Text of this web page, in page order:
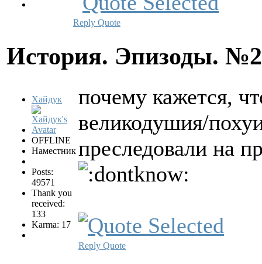
Reply Quote
История. Эпизоды.
Хайдук
OFFLINE
Наместник
Posts:
49571
Thank you
received:
133
Karma: 17
почему кажется,
великодушия/
преследовали на
Reply Quote